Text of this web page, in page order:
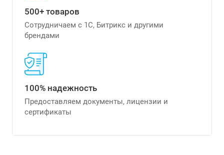
500+ товаров
Сотрудничаем с 1С, Битрикс и другими
брендами
100% надежность
Предоставляем документы, лицензии и
сертификаты